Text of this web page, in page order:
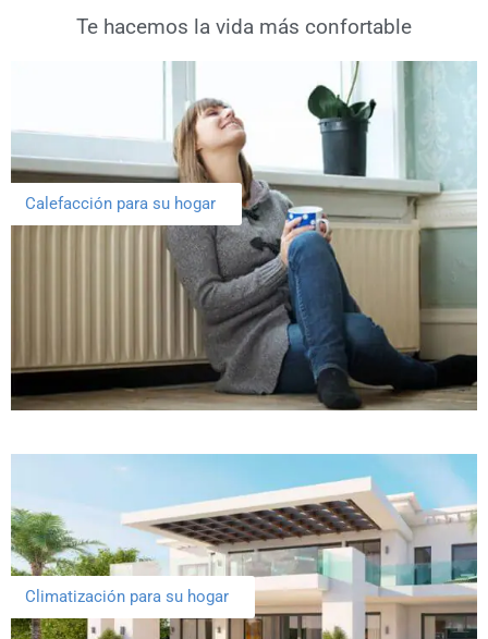
Te hacemos la vida más confortable
Calefacción para su hogar
Climatización para su hogar